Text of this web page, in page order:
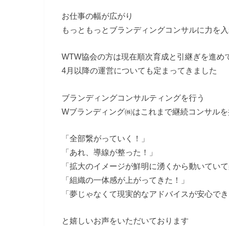
お仕事の幅が広がり
もっともっとブランディングコンサルに力を
WTW協会の方は現在順次育成と引継ぎを進め
4月以降の運営についても定まってきました
ブランディングコンサルティングを行う
Wブランディング㈱はこれまで継続コンサル
「全部繋がっていく！」
「あれ、導線が整った！」
「拡大のイメージが鮮明に湧くから動いていて
「組織の一体感が上がってきた！」
「夢じゃなくて現実的なアドバイスが安心でき
と嬉しいお声をいただいております